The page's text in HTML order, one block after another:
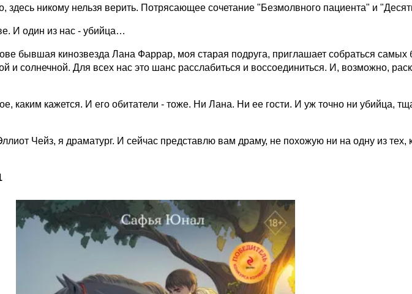
здесь никому нельзя верить. Потрясающее сочетание "Безмолвного пациента" и
И один из нас - убийца…
бывшая кинозвезда Лана Фаррар, моя старая подруга, приглашает собраться самых
и солнечной. Для всех нас это шанс расслабиться и воссоединиться. И, возможно,
каким кажется. И его обитатели - тоже. Ни Лана. Ни ее гости. И уж точно ни убийца,
Чейз, я драматург. И сейчас представлю вам драму, не похожую ни на одну из тех,